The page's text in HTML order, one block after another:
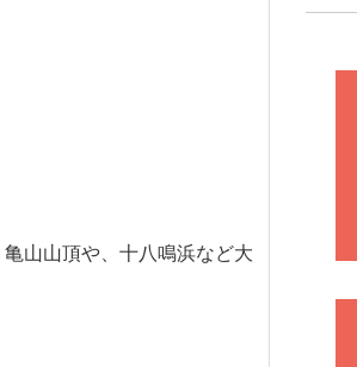
山山頂や、十八鳴浜など大